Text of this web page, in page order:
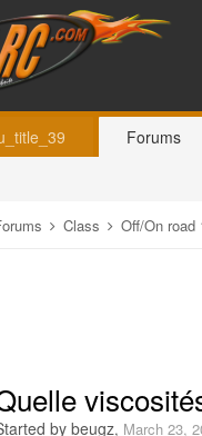
Forums
Class Off/On road
by beugz, March 23,